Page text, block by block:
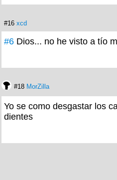
#16 xcd
#6 Dios... no he visto a tío
#18 MorZilla
Yo se como desgastar los
dientes